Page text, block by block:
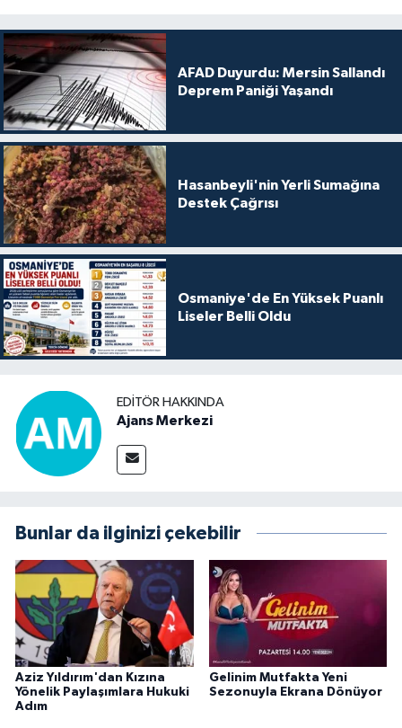
AFAD Duyurdu: Mersin Sallandı
Deprem Paniği Yaşandı
Hasanbeyli'nin Yerli Sumağına
Destek Çağrısı
Osmaniye'de En Yüksek Puanlı
Liseler Belli Oldu
EDITÖR HAKKINDA
Ajans Merkezi
Bunlar da ilginizi çekebilir
Aziz Yıldırım'dan Kızına
Yönelik Paylaşımlara Hukuki
Adım
Gelinim Mutfakta Yeni
Sezonuyla Ekrana Dönüyor